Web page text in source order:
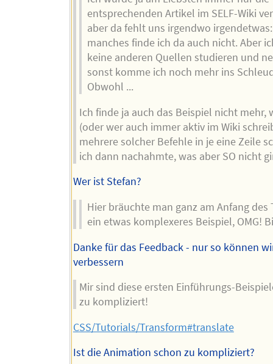
entsprechenden Artikel im SELF-Wiki
aber da fehlt uns irgendwo
manches finde ich da auch nicht. Aber
keine anderen Quellen studieren und
sonst komme ich noch mehr ins
Obwohl ...
Ich finde ja auch das Beispiel nicht mehr,
(oder wer auch immer aktiv im Wiki
mehrere solcher Befehle in je eine Zeile
ich dann nachahmte, was aber SO nicht
Wer ist Stefan?
Hier bräuchte man ganz am Anfang des
ein etwas komplexeres Beispiel, OMG!
Danke für das Feedback - nur so können
verbessern
Mir sind diese ersten Einführungs-
zu kompliziert!
CSS/Tutorials/Transform#translate
Ist die Animation schon zu kompliziert?